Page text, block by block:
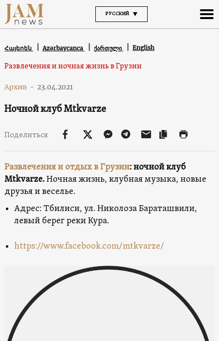
РУССКИЙ
Հայերեն Azərbaycanca ქართული English
Развлечения и ночная жизнь в Грузии
Архив - 23.04.2021
Ночной клуб Mtkvarze
Поделиться
Развлечения и отдых в Грузии: ночной клуб
Mtkvarze.Ночная жизнь, клубная музыка, новые
друзья и веселье.
Адрес: Тбилиси, ул. Николоза Бараташвили,
левый берег реки Кура.
https://www.facebook.com/mtkvarze/